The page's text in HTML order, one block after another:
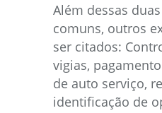
Além dessas
comuns, outros
ser citados:
vigias,
de auto serviço,
identificação de